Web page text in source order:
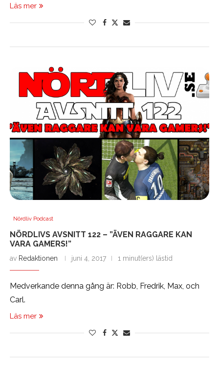
Läs mer
Nördliv Podcast
NÖRDLIVS AVSNITT 122 – ”ÄVEN RAGGARE KAN
VARA GAMERS!”
av Redaktionen juni 4, 2017 1 minut(ers) lästid
Medverkande denna gång är: Robb, Fredrik, Max, och
Carl.
Läs mer